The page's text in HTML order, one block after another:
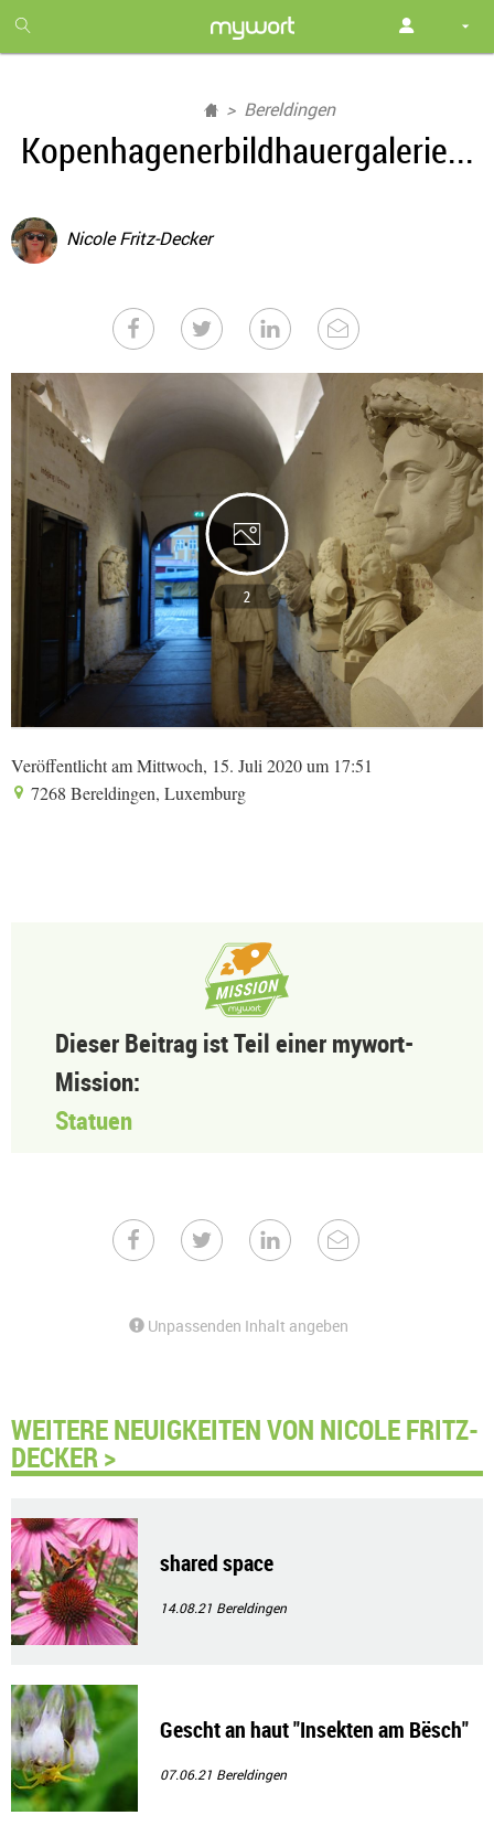
month
free
Bereldingen
Kopenhagenerbildhauergalerie...
Nicole Fritz-Decker
2
Veröffentlicht am Mittwoch, 15. Juli 2020 um 17:51
7268 Bereldingen, Luxemburg
Dieser Beitrag ist Teil einer mywort-
Mission:
Statuen
Unpassenden Inhalt angeben
WEITERE NEUIGKEITEN VON NICOLE FRITZ-
DECKER >
shared space
14.08.21 Bereldingen
Gescht an haut "Insekten am Bësch"
07.06.21 Bereldingen